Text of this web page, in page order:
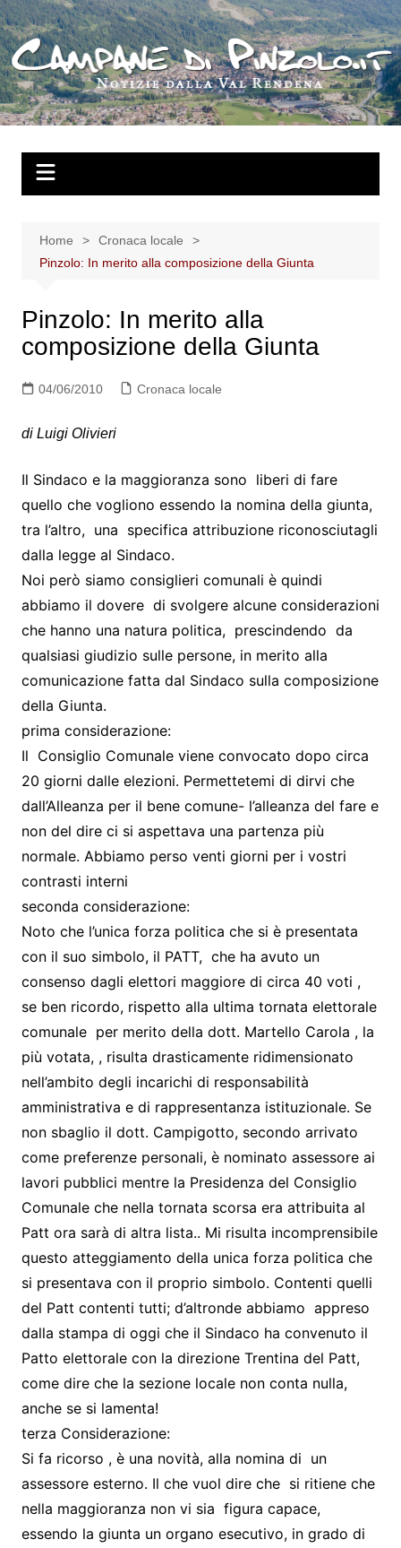
Salta
al
contenuto
Home
Cronaca locale
Pinzolo: In merito alla composizione della Giunta
Pinzolo: In merito alla
composizione della Giunta
04/06/2010 Cronaca locale
di Luigi Olivieri
Il Sindaco e la maggioranza sono liberi di fare
quello che vogliono essendo la nomina della giunta,
tra l’altro, una specifica attribuzione riconosciutagli
dalla legge al Sindaco.
Noi però siamo consiglieri comunali è quindi
abbiamo il dovere di svolgere alcune considerazioni
che hanno una natura politica, prescindendo da
qualsiasi giudizio sulle persone, in merito alla
comunicazione fatta dal Sindaco sulla composizione
della Giunta.
prima considerazione:
Il Consiglio Comunale viene convocato dopo circa
20 giorni dalle elezioni. Permettetemi di dirvi che
dall’Alleanza per il bene comune- l’alleanza del fare e
non del dire ci si aspettava una partenza più
normale. Abbiamo perso venti giorni per i vostri
contrasti interni
seconda considerazione:
Noto che l’unica forza politica che si è presentata
con il suo simbolo, il PATT, che ha avuto un
consenso dagli elettori maggiore di circa 40 voti ,
se ben ricordo, rispetto alla ultima tornata elettorale
comunale per merito della dott. Martello Carola , la
più votata, , risulta drasticamente ridimensionato
nell’ambito degli incarichi di responsabilità
amministrativa e di rappresentanza istituzionale. Se
non sbaglio il dott. Campigotto, secondo arrivato
come preferenze personali, è nominato assessore ai
lavori pubblici mentre la Presidenza del Consiglio
Comunale che nella tornata scorsa era attribuita al
Patt ora sarà di altra lista.. Mi risulta incomprensibile
questo atteggiamento della unica forza politica che
si presentava con il proprio simbolo. Contenti quelli
del Patt contenti tutti; d’altronde abbiamo appreso
dalla stampa di oggi che il Sindaco ha convenuto il
Patto elettorale con la direzione Trentina del Patt,
come dire che la sezione locale non conta nulla,
anche se si lamenta!
terza Considerazione:
Si fa ricorso , è una novità, alla nomina di un
assessore esterno. Il che vuol dire che si ritiene che
nella maggioranza non vi sia figura capace,
essendo la giunta un organo esecutivo, in grado di